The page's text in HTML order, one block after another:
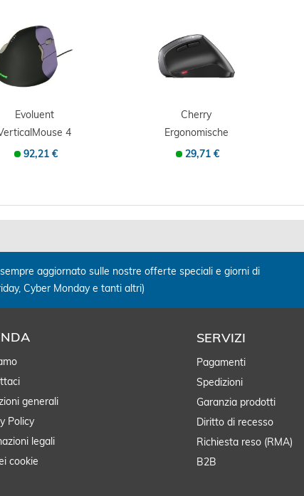
Evoluent
4
Small - Vertikale
92,21 €
Cherry
Ergonomische
Maus MW 4500 -
29,71 €
aggiornato sulle nostre offerte speciali e giorni di
Cyber Monday e tanti altri)
generali
Policy
legali
cookie
SERVIZI
Pagamenti
Spedizioni
Garanzia prodotti
Diritto di recesso
Richiesta reso (RMA)
B2B